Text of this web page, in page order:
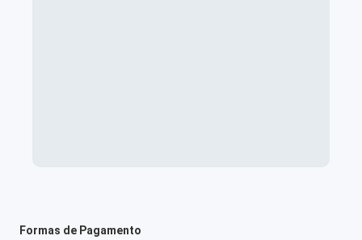
Formas de Pagamento